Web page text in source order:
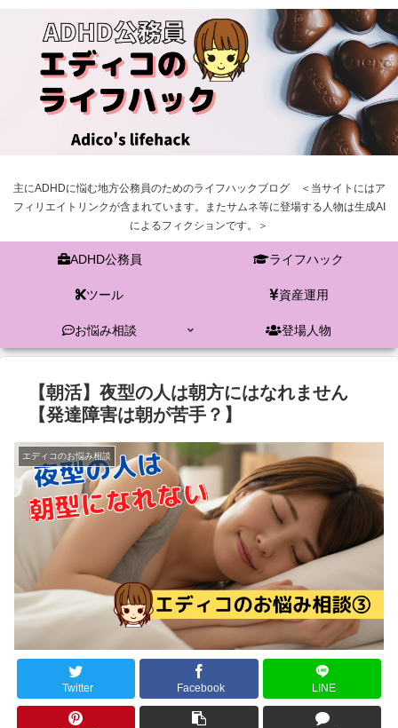
主にADHDに悩む地方公務員のためのライフハックブログ ＜当サイトにはア
フィリエイトリンクが含まれています。またサムネ等に登場する人物は生成AI
によるフィクションです。＞
ADHD公務員 ライフハック
ツール 資産運用
お悩み相談 登場人物
【朝活】夜型の人は朝方にはなれません
【発達障害は朝が苦手？】
エディコのお悩み相談
Twitter Facebook LINE